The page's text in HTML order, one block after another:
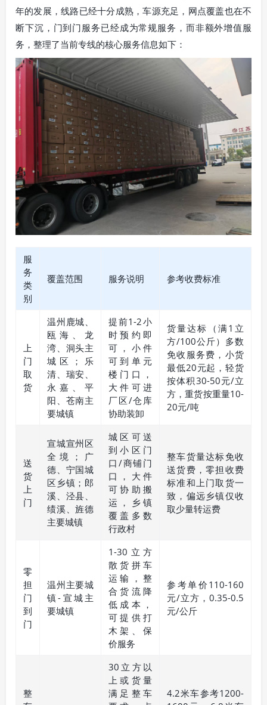
年的发展，线路已经十分成熟，车源充足，网点覆盖也在不
断下沉，门到门服务已经成为常规服务，而非额外增值服
务，整理了当前专线的核心服务信息如下：
服
务
类
别
覆盖范围 服务说明 参考收费标准
上
门
取
货
温州鹿城、
瓯海、龙
湾、洞头主
城区；乐
清、瑞安、
永嘉、平
阳、苍南主
要城镇
提前1-2小
时预约即
可，小件
可到单元
楼门口，
大件可进
厂区/仓库
协助装卸
货量达标（满1立
方/100公斤）多数
免收服务费，小货
最低20元起，轻货
按体积30-50元/立
方，重货按重量10-
20元/吨
送
货
上
门
宣城宣州区
全境；广
德、宁国城
区乡镇；郎
溪、泾县、
绩溪、旌德
主要城镇
城区可送
到小区门
口/商铺门
口，大件
可协助搬
运，乡镇
覆盖多数
行政村
整车货量达标免收
送货费，零担收费
标准和上门取货一
致，偏远乡镇仅收
取少量转运费
零
担
门
到
门
温州主要城
镇-宣城主
要城镇
1-30立方
散货拼车
运输，整
合货流降
低成本，
可提供打
木架、保
价服务
参考单价110-160
元/立方，0.35-0.5
元/公斤
整
30立方以
上或货量
满足整车
4.2米车参考1200-